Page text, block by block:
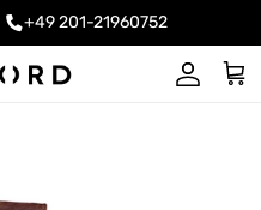
+49 201-21960752
Konto